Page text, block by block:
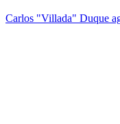
Carlos "Villada" Duque